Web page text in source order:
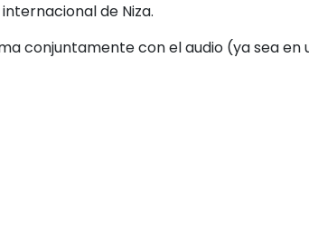
de Niza.
conjuntamente con el audio (ya sea en